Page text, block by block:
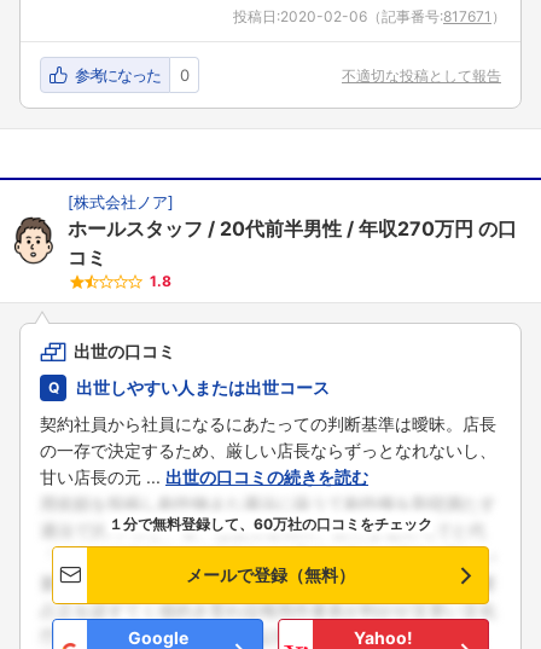
投稿日:2020-02-06 （記事番号:817671 ）
参考になった 0 不適切な投稿として報告
[株式会社ノア]
ホールスタッフ 20代前半男性 年収270万円 の口
コミ
1.8
出世の口コミ
出世しやすい人または出世コース
契約社員から社員になるにあたっての判断基準は曖昧。店長
の一存で決定するため、厳しい店長ならずっとなれないし、
甘い店長の元 ... 出世の口コミの続きを読む
１分で無料登録して、60万社の口コミをチェック
メールで登録（無料）
Google
Yahoo!